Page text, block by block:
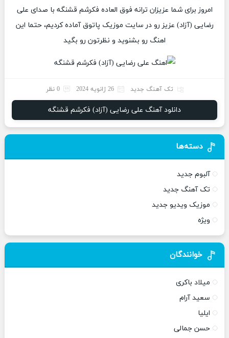
امروز برای شما عزیزان ترانه فوق العاده فکرشم قشنگه با صدای علی
رضایی (آزاد) عزیز رو در سایت موزیک پاتوق آماده کردیم، حتما این
اهنگ رو بشنوید و نظرتون رو بگید
تک آهنگ جدید 26 ژانویه 2024 0 نظر
دانلود آهنگ علی رضایی (آزاد) فکرشم قشنگه
دسته‌ها
آلبوم جدید
تک آهنگ جدید
موزیک ویدیو جدید
ویژه
خوانندگان
میلاد باکری
سعید آرام
ایلیا
حسن جمالی